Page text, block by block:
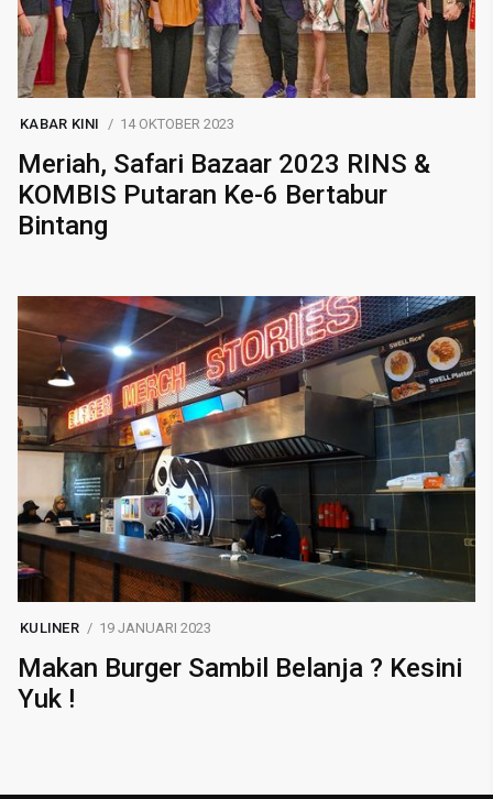
KABAR KINI 14 OKTOBER 2023
Meriah, Safari Bazaar 2023 RINS &
KOMBIS Putaran Ke-6 Bertabur
Bintang
KULINER 19 JANUARI 2023
Makan Burger Sambil Belanja ? Kesini
Yuk !